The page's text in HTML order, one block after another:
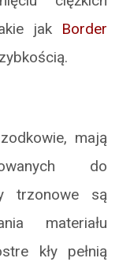
jak Border
mają
do
trzonowe są
materiału
kły pełnią